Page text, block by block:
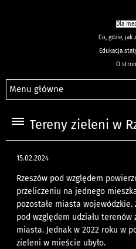
Dla
Co, gdzie, jak
Edukacja
O
Menu główne
Tereny zieleni w
15.02.2024
Rzeszów pod względem
przeliczeniu na jednego
pozostałe miasta
pod względem udziału
miasta. Jednak w 2022 roku w
zieleni w mieście ubyło.